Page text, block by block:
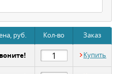
руб. Кол-во Заказ
Купить